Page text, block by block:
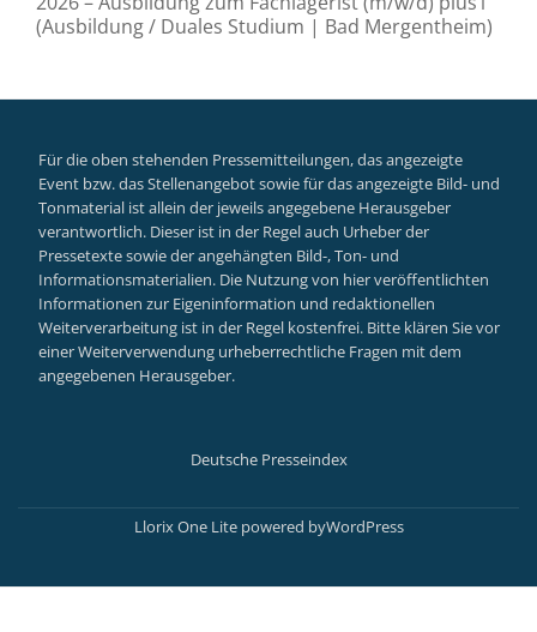
(Ausbildung / Duales Studium | Bad Mergentheim)
Für die oben stehenden Pressemitteilungen, das angezeigte
Event bzw. das Stellenangebot sowie für das angezeigte Bild- und
Tonmaterial ist allein der jeweils angegebene Herausgeber
verantwortlich. Dieser ist in der Regel auch Urheber der
Pressetexte sowie der angehängten Bild-, Ton- und
Informationsmaterialien. Die Nutzung von hier veröffentlichten
Informationen zur Eigeninformation und redaktionellen
Weiterverarbeitung ist in der Regel kostenfrei. Bitte klären Sie vor
einer Weiterverwendung urheberrechtliche Fragen mit dem
angegebenen Herausgeber.
Deutsche Presseindex
Secondary
Llorix One Lite powered byWordPress